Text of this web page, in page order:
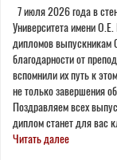
7 июля 2026 года в
Университета имени
дипломов выпускникам
благодарности от
вспомнили их путь к
не только завершения
Поздравляем всех
диплом станет для вас
Читать далее